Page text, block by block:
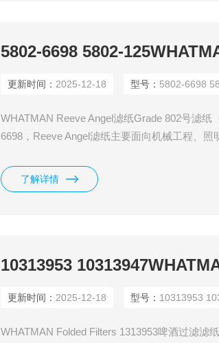
更新时间： 2025-12-18 型号： 5802-6698 5802-125
WHATMAN Reeve Angel滤纸Grade 802号滤纸
6698，Reeve Angel滤纸主要面向机械工程、
常用于啤酒样品的快速过滤。
了解详情
更新时间： 2025-12-18 型号： 10313953
WHATMAN Folded Filters 1313953啤酒过滤滤